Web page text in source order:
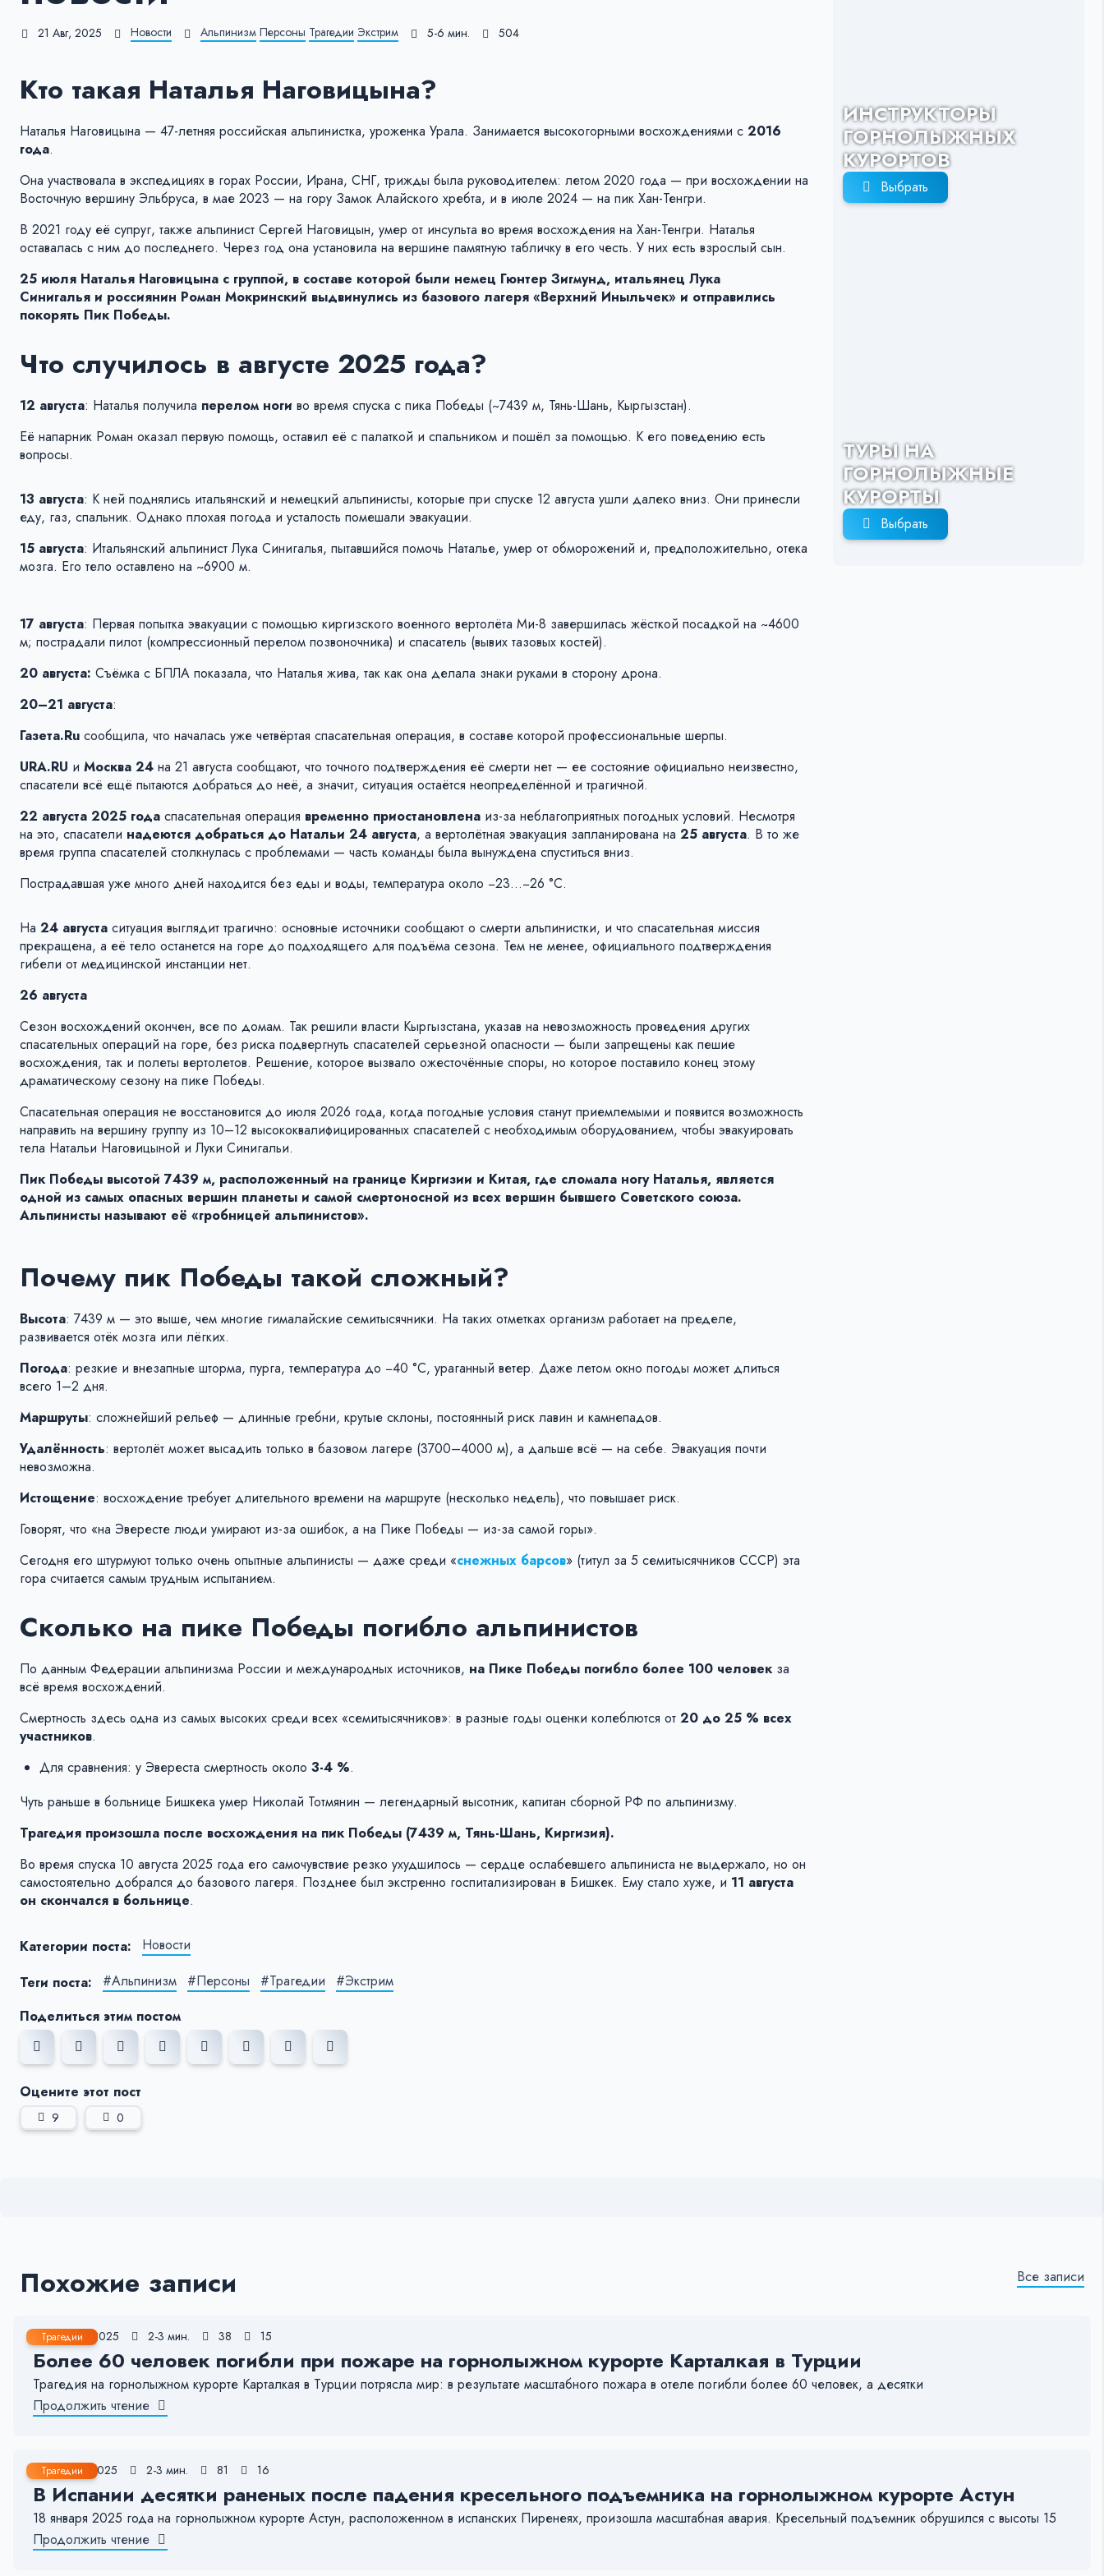
21 Авг, 2025 Новости Альпинизм Персоны Трагедии Экстрим 5-6 мин. 504
Кто такая Наталья Наговицына?
Наталья Наговицына — 47-летняя российская альпинистка, уроженка Урала. Занимается высокогорными восхождениями с 2016
года.
Она участвовала в экспедициях в горах России, Ирана, СНГ, трижды была руководителем: летом 2020 года — при восхождении на
Восточную вершину Эльбруса, в мае 2023 — на гору Замок Алайского хребта, и в июле 2024 — на пик Хан-Тенгри.
В 2021 году её супруг, также альпинист Сергей Наговицын, умер от инсульта во время восхождения на Хан-Тенгри. Наталья
оставалась с ним до последнего. Через год она установила на вершине памятную табличку в его честь. У них есть взрослый сын.
25 июля Наталья Наговицына с группой, в составе которой были немец Гюнтер Зигмунд, итальянец Лука
Синигалья и россиянин Роман Мокринский выдвинулись из базового лагеря «Верхний Иныльчек» и отправились
покорять Пик Победы.
Что случилось в августе 2025 года?
12 августа: Наталья получила перелом ноги во время спуска с пика Победы (~7439 м, Тянь-Шань, Кыргызстан).
Её напарник Роман оказал первую помощь, оставил её с палаткой и спальником и пошёл за помощью. К его поведению есть
вопросы.
13 августа: К ней поднялись итальянский и немецкий альпинисты, которые при спуске 12 августа ушли далеко вниз. Они принесли
еду, газ, спальник. Однако плохая погода и усталость помешали эвакуации.
15 августа: Итальянский альпинист Лука Синигалья, пытавшийся помочь Наталье, умер от обморожений и, предположительно, отека
мозга. Его тело оставлено на ~6900 м.
17 августа: Первая попытка эвакуации с помощью киргизского военного вертолёта Ми-8 завершилась жёсткой посадкой на ~4600
м; пострадали пилот (компрессионный перелом позвоночника) и спасатель (вывих тазовых костей).
20 августа: Съёмка с БПЛА показала, что Наталья жива, так как она делала знаки руками в сторону дрона.
20–21 августа:
Газета.Ru сообщила, что началась уже четвёртая спасательная операция, в составе которой профессиональные шерпы.
URA.RU и Москва 24 на 21 августа сообщают, что точного подтверждения её смерти нет — ее состояние официально неизвестно,
спасатели всё ещё пытаются добраться до неё, а значит, ситуация остаётся неопределённой и трагичной.
22 августа 2025 года спасательная операция временно приостановлена из-за неблагоприятных погодных условий. Несмотря
на это, спасатели надеются добраться до Натальи 24 августа, а вертолётная эвакуация запланирована на 25 августа. В то же
время группа спасателей столкнулась с проблемами — часть команды была вынуждена спуститься вниз.
Пострадавшая уже много дней находится без еды и воды, температура около −23…−26 °C.
На 24 августа ситуация выглядит трагично: основные источники сообщают о смерти альпинистки, и что спасательная миссия
прекращена, а её тело останется на горе до подходящего для подъёма сезона. Тем не менее, официального подтверждения
гибели от медицинской инстанции нет.
26 августа
Сезон восхождений окончен, все по домам. Так решили власти Кыргызстана, указав на невозможность проведения других
спасательных операций на горе, без риска подвергнуть спасателей серьезной опасности — были запрещены как пешие
восхождения, так и полеты вертолетов. Решение, которое вызвало ожесточённые споры, но которое поставило конец этому
драматическому сезону на пике Победы.
Спасательная операция не восстановится до июля 2026 года, когда погодные условия станут приемлемыми и появится возможность
направить на вершину группу из 10–12 высококвалифицированных спасателей с необходимым оборудованием, чтобы эвакуировать
тела Натальи Наговицыной и Луки Синигальи.
Пик Победы высотой 7439 м, расположенный на границе Киргизии и Китая, где сломала ногу Наталья, является
одной из самых опасных вершин планеты и самой смертоносной из всех вершин бывшего Советского союза.
Альпинисты называют её «гробницей альпинистов».
Почему пик Победы такой сложный?
Высота: 7439 м — это выше, чем многие гималайские семитысячники. На таких отметках организм работает на пределе,
развивается отёк мозга или лёгких.
Погода: резкие и внезапные шторма, пурга, температура до −40 °C, ураганный ветер. Даже летом окно погоды может длиться
всего 1–2 дня.
Маршруты: сложнейший рельеф — длинные гребни, крутые склоны, постоянный риск лавин и камнепадов.
Удалённость: вертолёт может высадить только в базовом лагере (3700–4000 м), а дальше всё — на себе. Эвакуация почти
невозможна.
Истощение: восхождение требует длительного времени на маршруте (несколько недель), что повышает риск.
Говорят, что «на Эвересте люди умирают из-за ошибок, а на Пике Победы — из-за самой горы».
Сегодня его штурмуют только очень опытные альпинисты — даже среди «снежных барсов» (титул за 5 семитысячников СССР) эта
гора считается самым трудным испытанием.
Сколько на пике Победы погибло альпинистов
По данным Федерации альпинизма России и международных источников, на Пике Победы погибло более 100 человек за
всё время восхождений.
Смертность здесь одна из самых высоких среди всех «семитысячников»: в разные годы оценки колеблются от 20 до 25 % всех
участников.
Для сравнения: у Эвереста смертность около 3-4 %.
Чуть раньше в больнице Бишкека умер Николай Тотмянин — легендарный высотник, капитан сборной РФ по альпинизму.
Трагедия произошла после восхождения на пик Победы (7439 м, Тянь-Шань, Киргизия).
Во время спуска 10 августа 2025 года его самочувствие резко ухудшилось — сердце ослабевшего альпиниста не выдержало, но он
самостоятельно добрался до базового лагеря. Позднее был экстренно госпитализирован в Бишкек. Ему стало хуже, и 11 августа
он скончался в больнице.
Категории поста:
Новости
Теги поста:
#Альпинизм #Персоны #Трагедии
#Экстрим
Поделиться этим постом
Оцените этот пост
9 0
ИНСТРУКТОРЫ
ГОРНОЛЫЖНЫХ
КУРОРТОВ
Выбрать
ТУРЫ НА
ГОРНОЛЫЖНЫЕ
КУРОРТЫ
Выбрать
Похожие записи Все записи
Трагедии
22 Янв, 2025 2-3 мин. 38 15
Более 60 человек погибли при пожаре на горнолыжном курорте Карталкая в Турции
Трагедия на горнолыжном курорте Карталкая в Турции потрясла мир: в результате масштабного пожара в отеле погибли более 60 человек, а десятки
Продолжить чтение
Трагедии
18 Янв, 2025 2-3 мин. 81 16
В Испании десятки раненых после падения кресельного подъемника на горнолыжном курорте Астун
18 января 2025 года на горнолыжном курорте Астун, расположенном в испанских Пиренеях, произошла масштабная авария. Кресельный подъемник обрушился с высоты 15
Продолжить чтение